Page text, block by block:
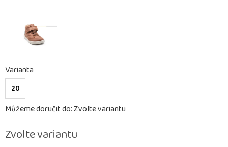
Zvolte variantu
Varianta
20
Můžeme doručit do:Zvolte variantu